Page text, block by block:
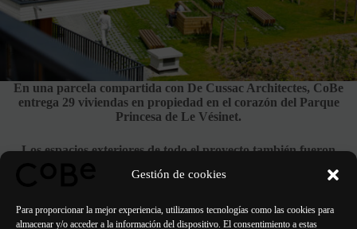
Gestión de cookies
Para proporcionar la mejor experiencia, utilizamos tecnologías como las cookies para
almacenar y/o acceder a la información del dispositivo. El consentimiento a estas
En una parcela compartida con De Cussac Architectes, CoBe
entrega 29 viviendas en propiedad en el corazón del Parque
Princesa de Le Vésinet.
Los espacios exteriores de todo el proyecto también fueron
Ver el proyecto